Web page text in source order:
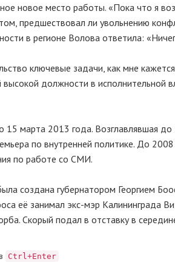
новое место работы. «Пока что я
предшествовал ли увольнению
в регионе Волова ответила:
ключевые задачи, как мне
должности в исполнительной
15 марта 2013 года. Возглавлявшая до
по внутренней политике. До
по работе со СМИ.
создана губернатором Георгием
её занимал экс-мэр Калининграда
Скорый подал в отставку в
Ctrl+Enter